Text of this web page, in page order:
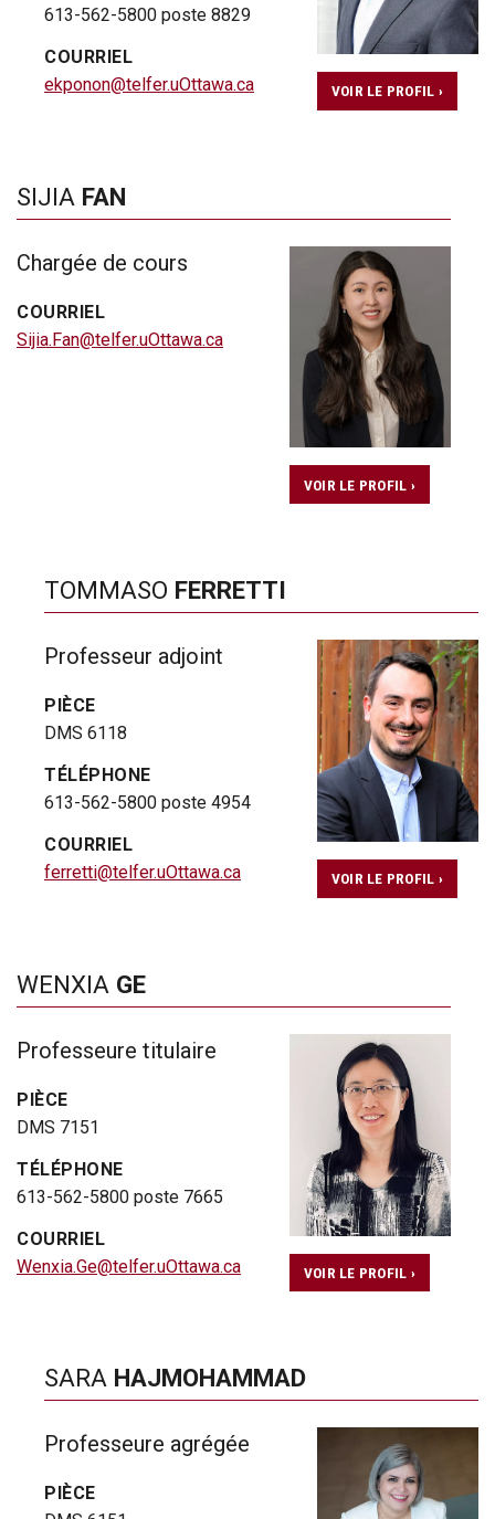
613-562-5800 poste 8829
COURRIEL
ekponon@telfer.uOttawa.ca
VOIR LE PROFIL ›
SIJIA FAN
Chargée de cours
COURRIEL
Sijia.Fan@telfer.uOttawa.ca
VOIR LE PROFIL ›
TOMMASO FERRETTI
Professeur adjoint
PIÈCE
DMS 6118
TÉLÉPHONE
613-562-5800 poste 4954
COURRIEL
ferretti@telfer.uOttawa.ca
VOIR LE PROFIL ›
WENXIA GE
Professeure titulaire
PIÈCE
DMS 7151
TÉLÉPHONE
613-562-5800 poste 7665
COURRIEL
Wenxia.Ge@telfer.uOttawa.ca
VOIR LE PROFIL ›
SARA HAJMOHAMMAD
Professeure agrégée
PIÈCE